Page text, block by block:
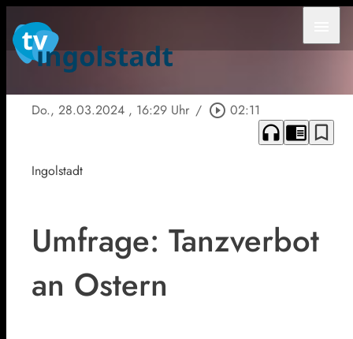
Do., 28.03.2024 , 16:29 Uhr / play_circle_outline 02:11
headphones chrome_reader_mode bookmark_border
Ingolstadt
Umfrage: Tanzverbot
an Ostern